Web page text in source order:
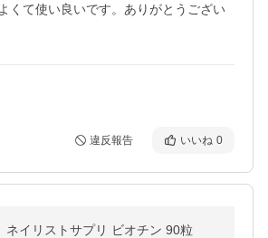
くて使い良いです。ありがとうござい
違反報告 いいね 0
ネイリストサプリ ビオチン 90粒